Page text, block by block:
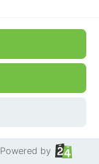
Powered by